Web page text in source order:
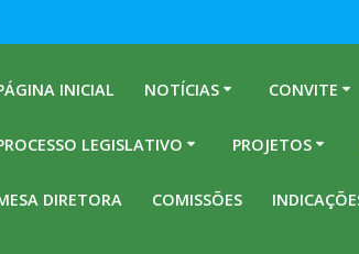
INICIAL NOTÍCIAS CONVITE
LEGISLATIVO PROJETOS
DIRETORA COMISSÕES